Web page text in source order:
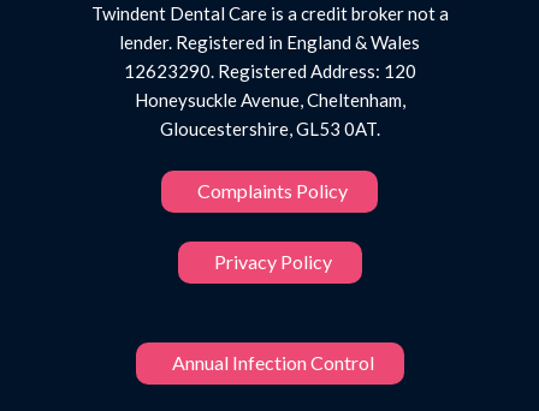
Twindent Dental Care is a credit broker not a
lender. Registered in England & Wales
12623290. Registered Address: 120
Honeysuckle Avenue, Cheltenham,
Gloucestershire, GL53 0AT.
Complaints Policy
Privacy Policy
Annual Infection Control